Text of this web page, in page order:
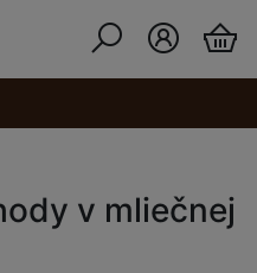
v mliečnej